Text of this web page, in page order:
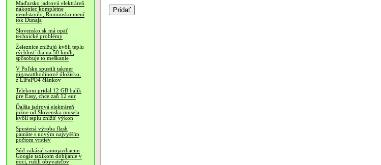
Maďarsko jadrovú elektráreň
nakoniec kompletne
neodstavilo, Rumunsko mení
tok Dunaja
Slovensko.sk má opäť
technické problémy
Železnice znižujú kvôli teplu
rýchlosť iba na 50 km/h,
spôsobuje to meškanie
V Poľsku spustili takmer
gigawatthodinové úložisko,
z LiFePO4 článkov
Telekom pridal 12 GB balík
pre Easy, chce zaň 12 eur
Ďalšia jadrová elektráreň
južne od Slovenska musela
kvôli teplu znížiť výkon
Spustená výroba flash
pamäte s novým najvyšším
počtom vrstiev
Súd zakázal samojazdiacim
Google taxíkom dobíjanie v
noci, rušili obyvateľov